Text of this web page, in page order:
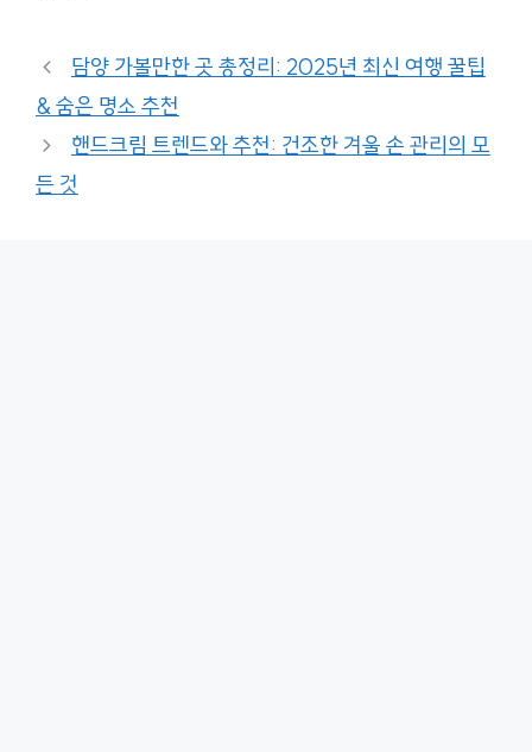
담양 가볼만한 곳 총정리: 2025년 최신 여행 꿀팁
& 숨은 명소 추천
핸드크림 트렌드와 추천: 건조한 겨울 손 관리의 모
든 것